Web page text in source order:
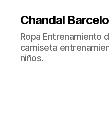
Chandal
Ropa Entrenamiento
camiseta
niños.